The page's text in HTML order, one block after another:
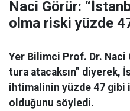
Naci Görür:
olma riski yüzde
Yer Bilimci Prof. Dr. Naci
tura atacaksın” diyerek,
ihtimalinin yüzde 47 gibi
olduğunu söyledi.